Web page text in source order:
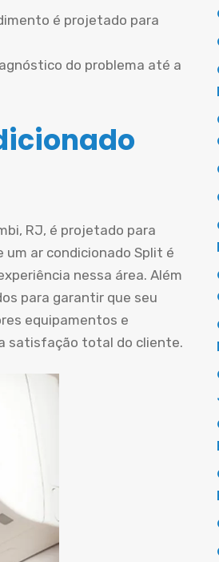
é projetado para
do problema até a
RJ, é projetado para
ar condicionado Split é
nessa área. Além
para garantir que seu
equipamentos e
satisfação total do cliente.